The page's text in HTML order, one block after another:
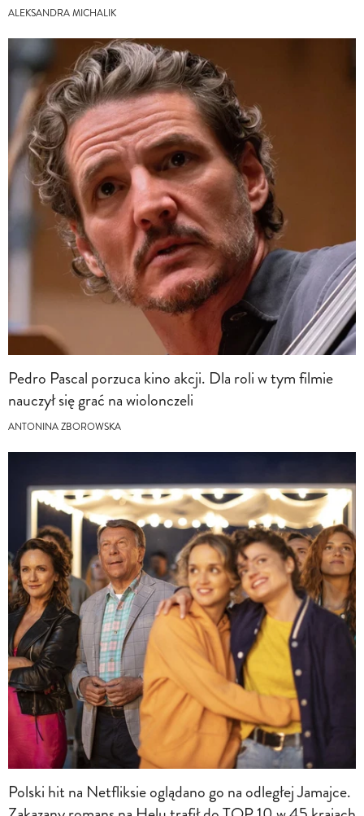
ALEKSANDRA MICHALIK
Pedro Pascal porzuca kino akcji. Dla roli w tym filmie
nauczył się grać na wiolonczeli
ANTONINA ZBOROWSKA
Polski hit na Netfliksie oglądano go na odległej Jamajce.